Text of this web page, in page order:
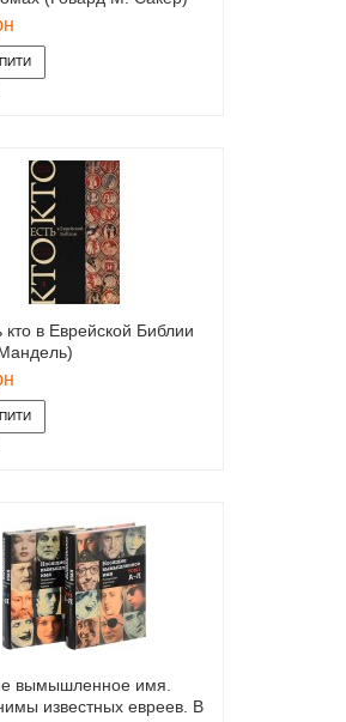
кто в Еврейской Библии
вымышленное имя.
известных евреев. В